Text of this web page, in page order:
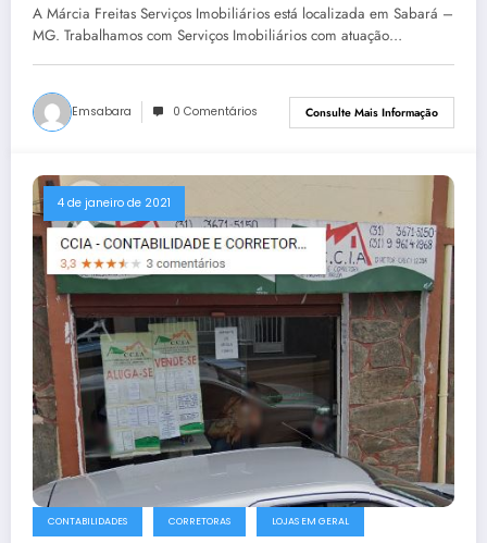
A Márcia Freitas Serviços Imobiliários está localizada em Sabará –
MG. Trabalhamos com Serviços Imobiliários com atuação…
Emsabara 0 Comentários Consulte Mais Informação
4 de janeiro de 2021
CONTABILIDADES CORRETORAS LOJAS EM GERAL